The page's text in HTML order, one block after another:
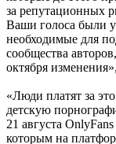
за репутационных
Ваши голоса были
необходимые для
сообщества
октября
«Люди платят за
детскую
21 августа
которым на